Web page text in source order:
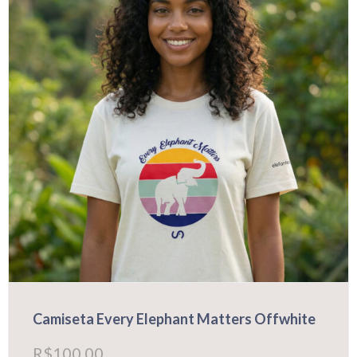
ser
escolhidas
página
do
produto
Camiseta Every Elephant Matters Offwhite
R$100,00